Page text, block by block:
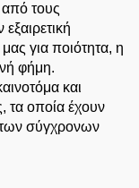
από τους
για ποιότητα, η
φήμη.
και
τα οποία έχουν
των σύγχρονων